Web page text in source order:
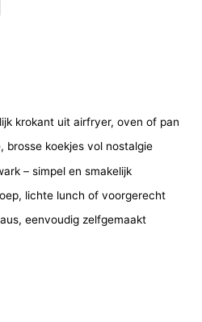
krokant uit airfryer, oven of pan
brosse koekjes vol nostalgie
– simpel en smakelijk
lichte lunch of voorgerecht
eenvoudig zelfgemaakt